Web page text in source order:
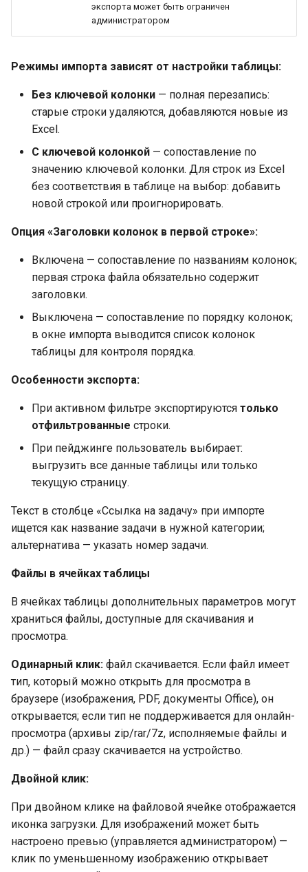
экспорта может быть ограничен
администратором
Режимы импорта зависят от настройки таблицы:
Без ключевой колонки — полная перезапись:
старые строки удаляются, добавляются новые из
Excel.
С ключевой колонкой — сопоставление по
значению ключевой колонки. Для строк из Excel
без соответствия в таблице на выбор: добавить
новой строкой или проигнорировать.
Опция «Заголовки колонок в первой строке»:
Включена — сопоставление по названиям колонок;
первая строка файла обязательно содержит
заголовки.
Выключена — сопоставление по порядку колонок;
в окне импорта выводится список колонок
таблицы для контроля порядка.
Особенности экспорта:
При активном фильтре экспортируются только
отфильтрованные строки.
При пейджинге пользователь выбирает:
выгрузить все данные таблицы или только
текущую страницу.
Текст в столбце «Ссылка на задачу» при импорте
ищется как название задачи в нужной категории;
альтернатива — указать номер задачи.
Файлы в ячейках таблицы
В ячейках таблицы дополнительных параметров могут
храниться файлы, доступные для скачивания и
просмотра.
Одинарный клик: файл скачивается. Если файл имеет
тип, который можно открыть для просмотра в
браузере (изображения, PDF, документы Office), он
открывается; если тип не поддерживается для онлайн-
просмотра (архивы zip/rar/7z, исполняемые файлы и
др.) — файл сразу скачивается на устройство.
Двойной клик:
При двойном клике на файловой ячейке отображается
иконка загрузки. Для изображений может быть
настроено превью (управляется администратором) —
клик по уменьшенному изображению открывает